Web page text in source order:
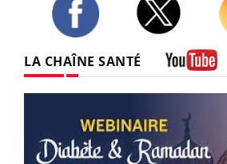
LA CHAÎNE SANTÉ